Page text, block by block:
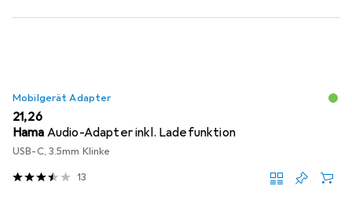
Mobilgerät Adapter
EUR
21,26
Hama Audio-Adapter inkl. Ladefunktion
USB-C, 3.5mm Klinke
13